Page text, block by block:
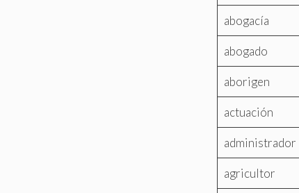
abogacía
abogado
aborigen
actuación
administrador
agricultor